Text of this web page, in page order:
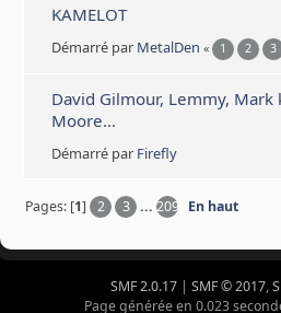
KAMELOT
Démarré par MetalDen « 1 2 3
David Gilmour, Lemmy, Mark
Moore...
Démarré par Firefly
Pages: [1] 2 3 ...209 En haut
SMF 2.0.17| SMF © 2017,
Page générée en 0.023